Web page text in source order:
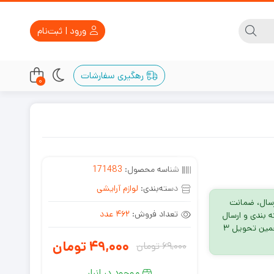
ورود | ثبت‌نام
رهگیری سفارشات 0
ضمانت
روز، بسته بندی و ارسال
پیشتاز + بیمه تاپین، تخمین تحویل ۳
شناسه محصول: 171483
دسته‌بندی: لوازم آرایشی
تعداد فروش:462 عدد
69,000تومان
قیمت
49,000 تومان قیمت